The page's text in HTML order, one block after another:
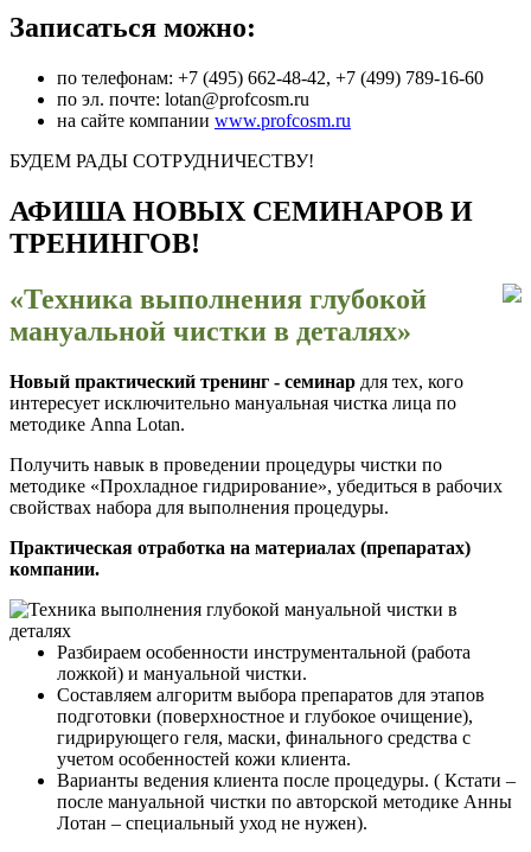
Записаться можно:
по телефонам: +7 (495) 662-48-42, +7 (499) 789-16-60
по эл. почте: lotan@profcosm.ru
на сайте компании www.profcosm.ru
БУДЕМ РАДЫ СОТРУДНИЧЕСТВУ!
АФИША НОВЫХ СЕМИНАРОВ И
ТРЕНИНГОВ!
«Техника выполнения глубокой
мануальной чистки в деталях»
Новый практический тренинг - семинар для тех, кого
интересует исключительно мануальная чистка лица по
методике Anna Lotan.
Получить навык в проведении процедуры чистки по
методике «Прохладное гидрирование», убедиться в рабочих
свойствах набора для выполнения процедуры.
Практическая отработка на материалах (препаратах)
компании.
Разбираем особенности инструментальной (работа
ложкой) и мануальной чистки.
Составляем алгоритм выбора препаратов для этапов
подготовки (поверхностное и глубокое очищение),
гидрирующего геля, маски, финального средства с
учетом особенностей кожи клиента.
Варианты ведения клиента после процедуры. ( Кстати –
после мануальной чистки по авторской методике Анны
Лотан – специальный уход не нужен).